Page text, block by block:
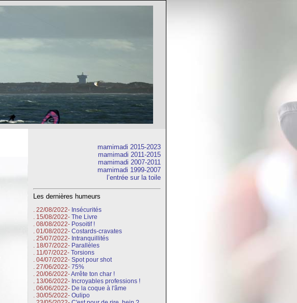
mamimadi 2015-2023
mamimadi 2011-2015
mamimadi 2007-2011
mamimadi 1999-2007
l’entrée sur la toile
Les dernières humeurs
. 22/08/2022- Insécurités
. 15/08/2022- The Livre
. 08/08/2022- Posoitif !
. 01/08/2022- Costards-cravates
. 25/07/2022- Intranquillités
. 18/07/2022- Parallèles
. 11/07/2022- Torsions
. 04/07/2022- Spot pour shot
. 27/06/2022- 75%
. 20/06/2022-Arrête ton char !
. 13/06/2022- Incroyables professions !
. 06/06/2022- De la coque à l'âme
. 30/05/2022- Oulipo